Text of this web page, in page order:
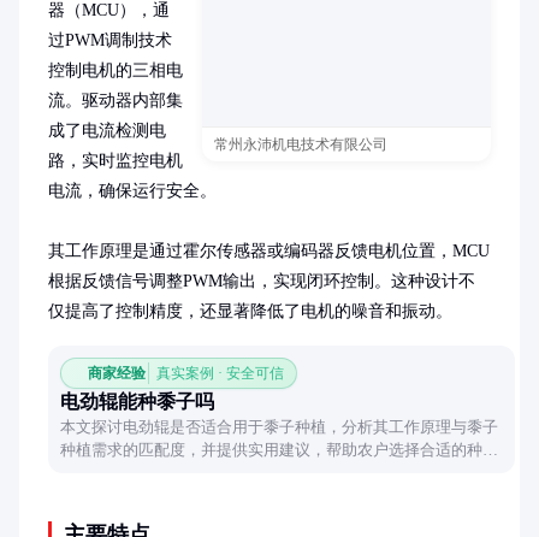
常州永沛机电技术有限公司
器（MCU），通
过PWM调制技术
控制电机的三相电
流。驱动器内部集
成了电流检测电
路，实时监控电机
电流，确保运行安全。
其工作原理是通过霍尔传感器或编码器反馈电机位置，MCU
根据反馈信号调整PWM输出，实现闭环控制。这种设计不
仅提高了控制精度，还显著降低了电机的噪音和振动。
商家经验 真实案例 · 安全可信
电劲辊能种黍子吗
本文探讨电劲辊是否适合用于黍子种植，分析其工作原理与黍子
种植需求的匹配度，并提供实用建议，帮助农户选择合适的种植